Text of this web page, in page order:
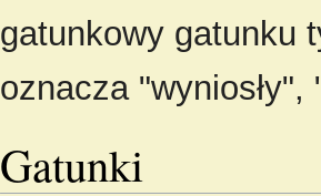
gatunkowy gatunku
oznacza "wyniosły",
Gatunki